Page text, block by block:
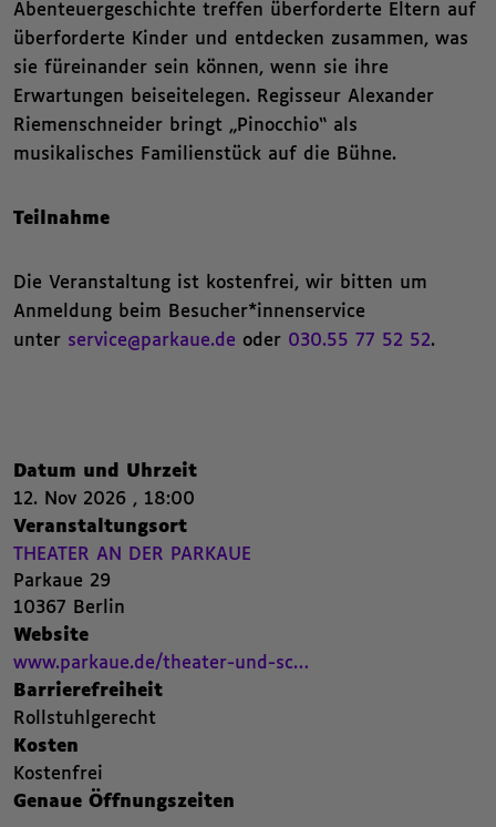
Abenteuergeschichte treffen überforderte Eltern auf
überforderte Kinder und entdecken zusammen, was
sie füreinander sein können, wenn sie ihre
Erwartungen beiseitelegen. Regisseur Alexander
Riemenschneider bringt „Pinocchio“ als
musikalisches Familienstück auf die Bühne.
Teilnahme
Die Veranstaltung ist kostenfrei, wir bitten um
Anmeldung beim Besucher*innenservice
unter service@parkaue.de oder 030.55 77 52 52.
Zusammenfassende
Datum und Uhrzeit,
12. Nov 2026 , 18:00
12. November 2026 , 18:00 ,
,,Veranstaltungsort,
THEATER AN DER PARKAUE
Parkaue 29
10367 Berlin
Website,
www.parkaue.de/theater-und-sc…
Beitrags Webseite. Öffnet einen neuen Browser Tab.
Barrierefreiheit,
Rollstuhlgerecht
Kosten
Kostenfrei
Genaue Öffnungszeiten
Nachfolgend die Kategorien beziehungsweise Filter des Beitrags.